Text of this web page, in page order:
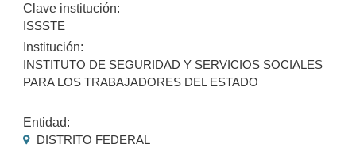
Clave institución:
ISSSTE
Institución:
INSTITUTO DE SEGURIDAD Y SERVICIOS SOCIALES
PARA LOS TRABAJADORES DEL ESTADO
Entidad:
DISTRITO FEDERAL